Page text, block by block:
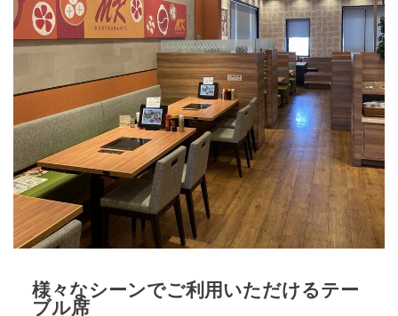
様々なシーンでご利用いただけるテー
ブル席